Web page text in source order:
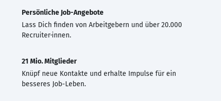
Persönliche Job-Angebote
Lass Dich finden von Arbeitgebern und über 20.000
Recruiter·innen.
21 Mio. Mitglieder
Knüpf neue Kontakte und erhalte Impulse für ein
besseres Job-Leben.